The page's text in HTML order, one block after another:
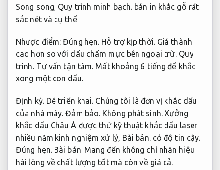
Song song, Quy trình minh bạch. bản in khắc gỗ rất
sắc nét và cụ thể
Nhược điểm:Đúng hẹn. Hỗ trợ kịp thời.Giá thành
cao hơn so với dấu chấm mực bên ngoại trừ. Quy
trình. Tư vấn tận tâm. Mất khoảng 6 tiếng để khắc
xong một con dấu.
Định kỳ. Dễ triển khai. Chúng tôi là đơn vị khắc dấu
của nhà máy.Đảm bảo. Không phát sinh.Xưởng
khắc dấu Châu Á được thứ kỹ thuật khắc dấu laser
nhiều năm kinh nghiệm xử lý, Bài bản.có độ tin cậy.
Đúng hẹn. Bài bản.Mang đến không chỉ nhãn hiệu
hài lòng về chất lượng tốt mà còn về giá cả.